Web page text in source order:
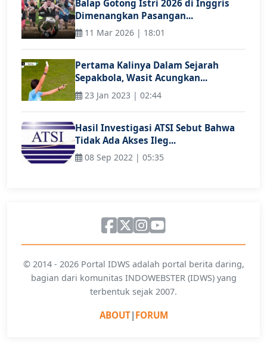
Balap Gotong Istri 2026 di Inggris
Dimenangkan Pasangan...
11 Mar 2026 | 18:01
Pertama Kalinya Dalam Sejarah
Sepakbola, Wasit Acungkan...
23 Jan 2023 | 02:44
Hasil Investigasi ATSI Sebut Bahwa
Tidak Ada Akses Ileg...
08 Sep 2022 | 05:35
© 2014 - 2026 Portal IDWS adalah portal berita daring,
bagian dari komunitas INDOWEBSTER (IDWS) yang
terbentuk sejak 2007.
ABOUT| FORUM